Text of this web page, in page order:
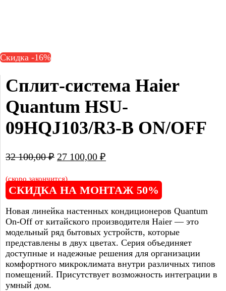
Скидка -16%
Сплит-система Haier
Quantum HSU-
09HQJ103/R3-В ON/OFF
32 100,00₽ 27 100,00 ₽
(скоро закончится)
СКИДКА НА МОНТАЖ 50%
Новая линейка настенных кондиционеров Quantum
On-Off от китайского производителя Haier — это
модельный ряд бытовых устройств, которые
представлены в двух цветах. Серия объединяет
доступные и надежные решения для организации
комфортного микроклимата внутри различных типов
помещений. Присутствует возможность интеграции в
умный дом.